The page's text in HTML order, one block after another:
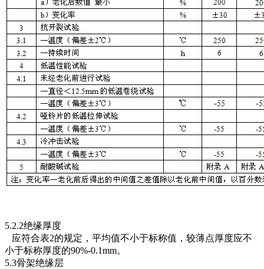
5.2.2绝缘厚度
应符合表2的规定，平均值不小于标称值，较薄点厚度应不
小于标称厚度的90%-0.1mm。
5.3骨架绝缘层